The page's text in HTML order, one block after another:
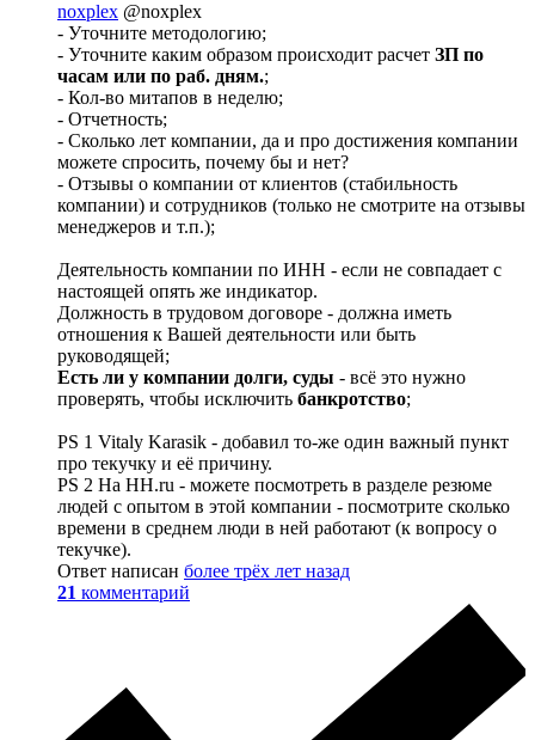
noxplex @noxplex
- Уточните методологию;
- Уточните каким образом происходит расчет ЗП по
часам или по раб. дням.;
- Кол-во митапов в неделю;
- Отчетность;
- Сколько лет компании, да и про достижения компании
можете спросить, почему бы и нет?
- Отзывы о компании от клиентов (стабильность
компании) и сотрудников (только не смотрите на отзывы
менеджеров и т.п.);
Деятельность компании по ИНН - если не совпадает с
настоящей опять же индикатор.
Должность в трудовом договоре - должна иметь
отношения к Вашей деятельности или быть
руководящей;
Есть ли у компании долги, суды - всё это нужно
проверять, чтобы исключить банкротство;
PS 1 Vitaly Karasik - добавил то-же один важный пункт
про текучку и её причину.
PS 2 На HH.ru - можете посмотреть в разделе резюме
людей с опытом в этой компании - посмотрите сколько
времени в среднем люди в ней работают (к вопросу о
текучке).
Ответ написан более трёх лет назад
21 комментарий